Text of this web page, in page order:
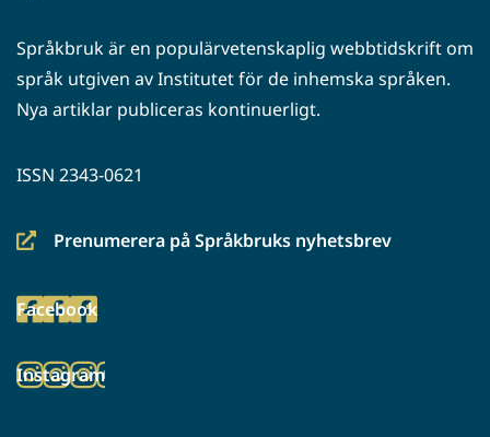
Språkbruk är en populärvetenskaplig webbtidskrift om
språk utgiven av Institutet för de inhemska språken.
Nya artiklar publiceras kontinuerligt.
ISSN 2343-0621
Prenumerera på Språkbruks nyhetsbrev
(siirryt
palveluun)
Facebook
(siirryt
palveluun)
Instagram
(siirryt